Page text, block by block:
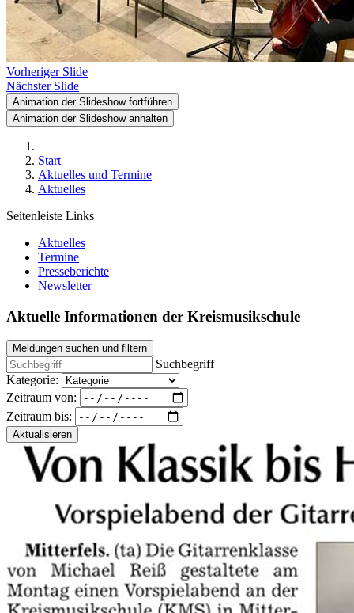
Vorheriger Slide
Nächster Slide
Animation der Slideshow fortführen
Animation der Slideshow anhalten
Start
Aktuelles und Termine
Aktuelles
Seitenleiste Links
Aktuelles
Termine
Presseberichte
Newsletter
Aktuelle Informationen der Kreismusikschule
Meldungen suchen und filtern
Suchbegriff
Kategorie:
Zeitraum von:
Zeitraum bis:
Aktualisieren